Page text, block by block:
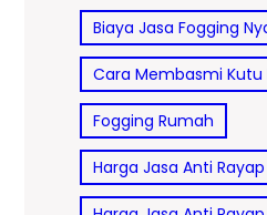
Biaya Jasa Fogging
Cara Membasmi Kutu
Fogging Rumah
Harga Jasa Anti